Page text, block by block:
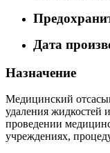
Дата
Назначение
Медицинский
удаления жидкостей
проведении
учреждениях,